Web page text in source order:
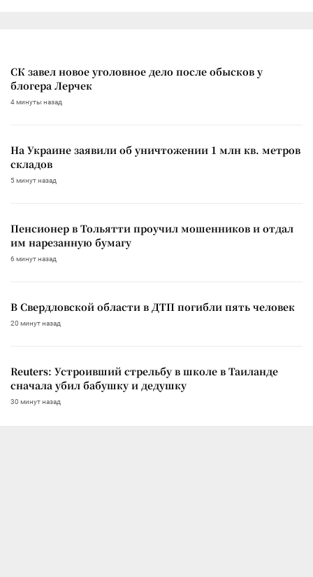
СК завел новое уголовное дело после обысков у
блогера Лерчек
4 минуты назад
На Украине заявили об уничтожении 1 млн кв. метров
складов
5 минут назад
Пенсионер в Тольятти проучил мошенников и отдал
им нарезанную бумагу
6 минут назад
В Свердловской области в ДТП погибли пять человек
20 минут назад
Reuters: Устроивший стрельбу в школе в Таиланде
сначала убил бабушку и дедушку
30 минут назад